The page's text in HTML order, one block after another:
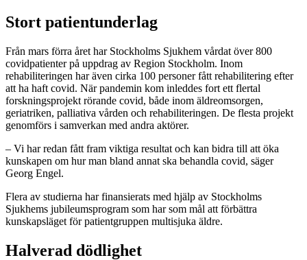
Stort patientunderlag
Från mars förra året har Stockholms Sjukhem vårdat över 800
covidpatienter på uppdrag av Region Stockholm. Inom
rehabiliteringen har även cirka 100 personer fått rehabilitering efter
att ha haft covid. När pandemin kom inleddes fort ett flertal
forskningsprojekt rörande covid, både inom äldreomsorgen,
geriatriken, palliativa vården och rehabiliteringen. De flesta projekt
genomförs i samverkan med andra aktörer.
– Vi har redan fått fram viktiga resultat och kan bidra till att öka
kunskapen om hur man bland annat ska behandla covid, säger
Georg Engel.
Flera av studierna har finansierats med hjälp av Stockholms
Sjukhems jubileumsprogram som har som mål att förbättra
kunskapsläget för patientgruppen multisjuka äldre.
Halverad dödlighet